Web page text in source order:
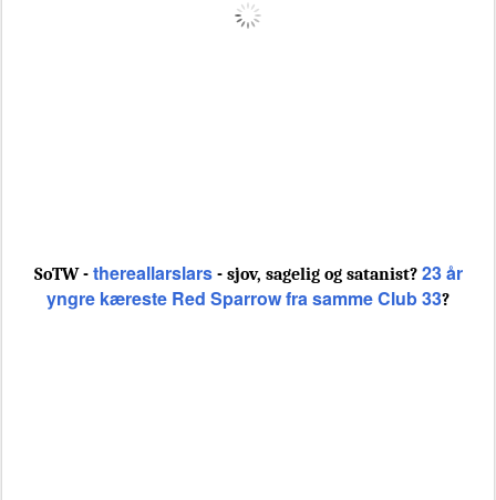
SoTW - thereallarslars- sjov, sagelig og satanist? 23 år
yngre kæreste Red Sparrow fra samme Club 33?